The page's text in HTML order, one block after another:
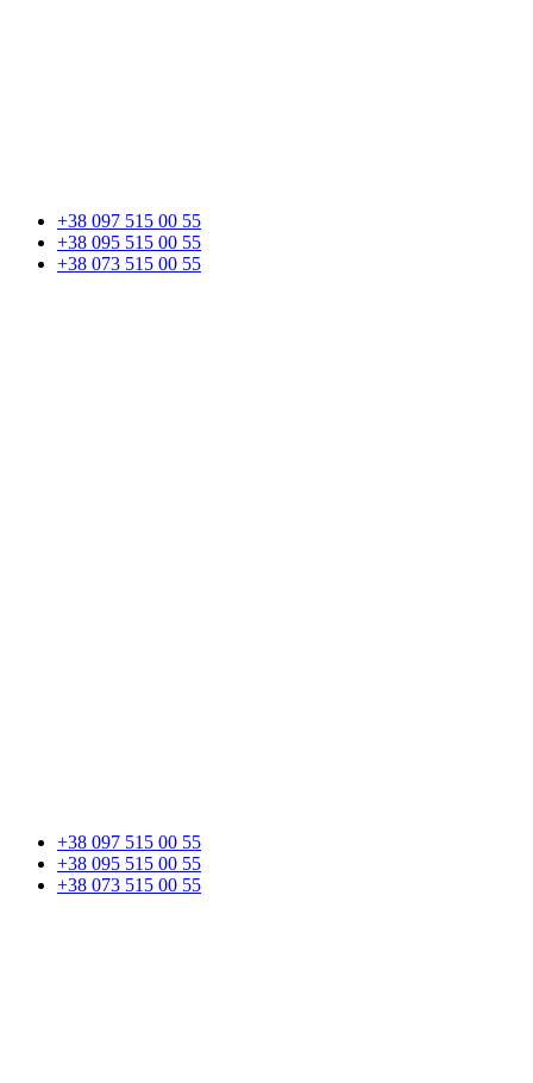
+38 097 515 00 55
+38 095 515 00 55
+38 073 515 00 55
+38 097 515 00 55
+38 095 515 00 55
+38 073 515 00 55